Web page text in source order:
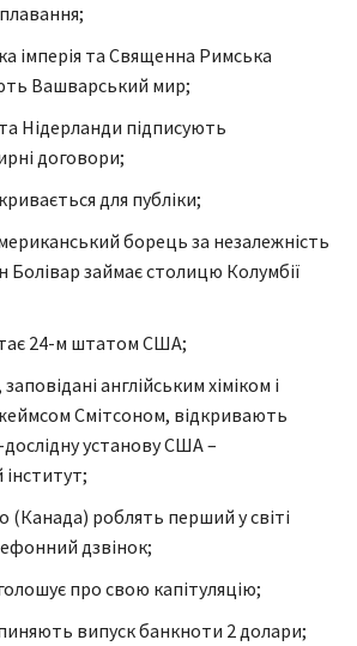
імперія та Священна Римська
Вашварський мир;
Нідерланди підписують
договори;
для публіки;
борець за незалежність
Болівар займає столицю Колумбії
24-м штатом США;
англійським хіміком і
Смітсоном, відкривають
установу США –
інститут;
(Канада) роблять перший у світі
дзвінок;
про свою капітуляцію;
випуск банкноти 2 долари;